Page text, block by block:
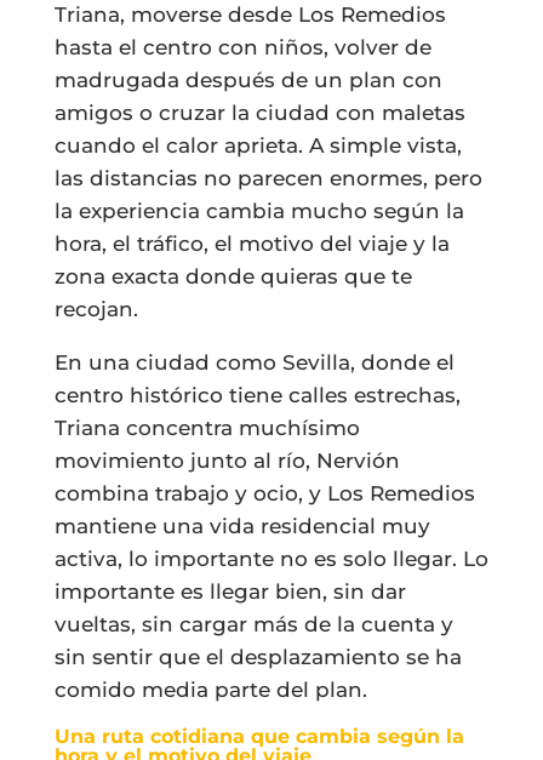
Triana, moverse desde Los Remedios
hasta el centro con niños, volver de
madrugada después de un plan con
amigos o cruzar la ciudad con maletas
cuando el calor aprieta. A simple vista,
las distancias no parecen enormes, pero
la experiencia cambia mucho según la
hora, el tráfico, el motivo del viaje y la
zona exacta donde quieras que te
recojan.
En una ciudad como Sevilla, donde el
centro histórico tiene calles estrechas,
Triana concentra muchísimo
movimiento junto al río, Nervión
combina trabajo y ocio, y Los Remedios
mantiene una vida residencial muy
activa, lo importante no es solo llegar. Lo
importante es llegar bien, sin dar
vueltas, sin cargar más de la cuenta y
sin sentir que el desplazamiento se ha
comido media parte del plan.
Una ruta cotidiana que cambia según la
hora y el motivo del viaje